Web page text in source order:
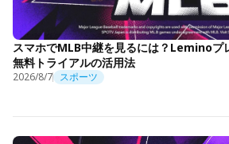
スマホでMLB中継を見るには？Leminoプ
無料トライアルの活用法
2026/8/7 スポーツ